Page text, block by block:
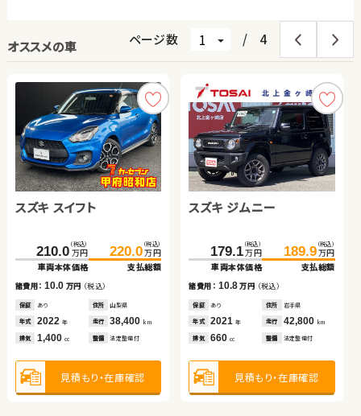
オススメの車 ページ数 / 4
スズキ スイフト
210.0 （税込）
万円
車両本体価格
220.0 （税込）
万円
支払総額
諸費用：10.0 万円 （税込）
保証 あり 住所 山梨県
年式 2022 年 走行 38,400 km
排気 1,400 cc 整備 法定整備付
見積もり・在庫確認
スズキ ジムニー
179.1 （税込）
万円
車両本体価格
189.9 （税込）
万円
支払総額
諸費用： 10.8万円 （税込）
保証 あり 住所 岩手県
年式 2021年 走行 42,800 km
排気 660cc 整備 法定整備付
見積もり・在庫確認
トヨタ プリウス
99.0 （税込）
万円
車両本体価格
107.9 （税込）
万円
支払総額
諸費用：8.9万円（税込）
保証 あり 住所 福岡県
年式 2014 年 走行 95,000 km
排気 1,800 cc 整備 法定整備付
見積もり・在庫確認
トヨタ ヴォクシー
356.0 （税込）
万円
車両本体価格
368.8 （税込）
万円
支払総額
諸費用： 12.8万円 （税込）
保証 あり 住所 宮城県
年式 2022年 走行 13,400 km
排気 2,000 整備 法定整備付
見積もり・在庫確認
日産 エクストレイル
50.1 （税込）
万円
車両本体価格
59.1 （税込）
万円
支払総額
諸費用：9.0万円（税込）
保証 なし 住所 埼玉県
年式 2009 年 走行 102,400km
排気 2,000 cc 整備 なし
見積もり・在庫確認
ダイハツ タント
24.7 （税込）
万円
車両本体価格
30.7 （税込）
万円
支払総額
諸費用： 6.0万円（税込）
保証 なし 住所 岡山県
年式 2008年 走行 74,500 km
排気 660cc 整備 法定整備付
見積もり・在庫確認
トヨタ ノア
99.7 （税込）
万円
車両本体価格
107.4 （税込）
万円
支払総額
諸費用：7.7万円（税込）
保証 なし 住所 岡山県
年式 2015 年 走行 103,500km
排気 2,000 cc 整備 法定整備付
見積もり・在庫確認
トヨタ アクア
138.2 （税込）
万円
車両本体価格
148.0 （税込）
万円
支払総額
諸費用： 9.8万円（税込）
保証 あり 住所 岡山県
年式 2019年 走行 30,000 km
排気 1,500 整備 法定整備付
見積もり・在庫確認